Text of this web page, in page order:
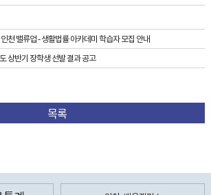
천 밸류업 - 생활법률 아카데미 학습자 모집 안내
상반기 장학생 선발 결과 공고
목록